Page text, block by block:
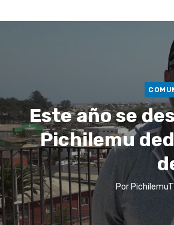
Este año se
Pichilemu
Por